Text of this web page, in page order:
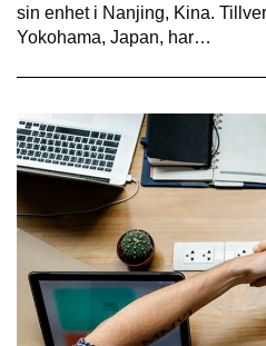
sin enhet i Nanjing, Kina.
Yokohama, Japan, har…